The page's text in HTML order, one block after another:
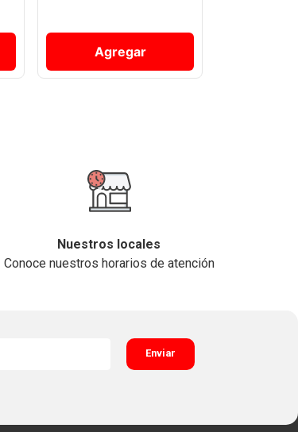
Agregar
Nuestros locales
Conoce nuestros horarios de atención
Enviar